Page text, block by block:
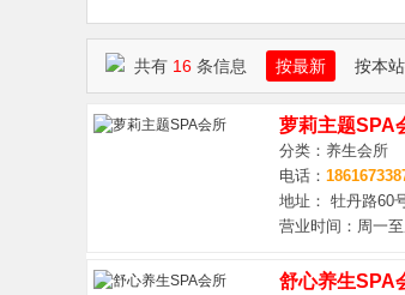
共有 16 条信息 按最新 按本
萝莉主题SPA
分类：养生会
电话：
地址： 牡丹路60
营业时间：周一
舒心养生SPA